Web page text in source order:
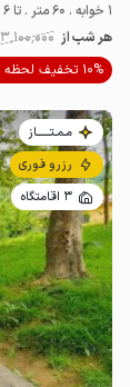
1 خوابه . 60 متر . تا 6 مهمان
هر شب از 3٬100٬000
10% تخفیف لحظه آخری
مـمـتــــــاز
رزرو فوری
3 اقامتگاه